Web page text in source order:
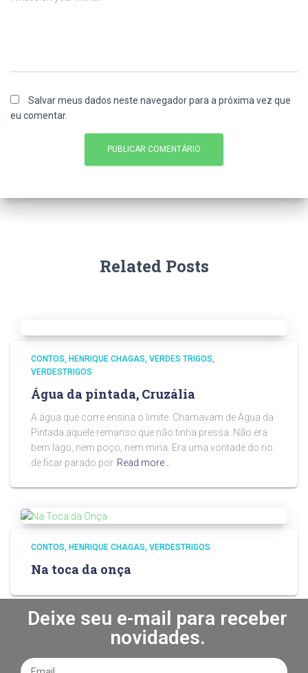
Salvar meus dados neste navegador para a próxima vez que
eu comentar.
Related Posts
CONTOS HENRIQUE CHAGAS VERDES TRIGOS
VERDESTRIGOS
Água da pintada, Cruzália
A água que corre ensina o limite. Chamavam de Água da
Pintada aquele remanso que não tinha pressa. Não era
bem lago, nem poço, nem mina. Era uma vontade do rio
de ficar parado por Read more…
CONTOS HENRIQUE CHAGAS VERDESTRIGOS
Na toca da onça
Deixe seu e-mail para receber
novidades.